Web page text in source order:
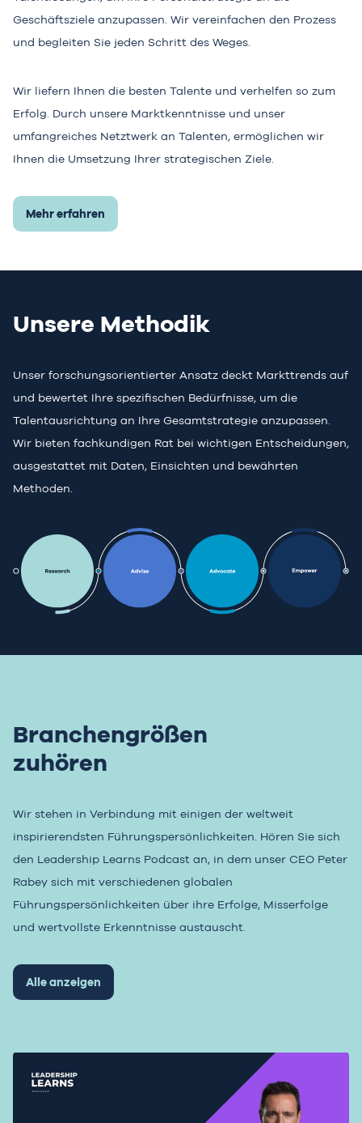
Geschäftsziele anzupassen. Wir vereinfachen den Prozess
und begleiten Sie jeden Schritt des Weges.
Wir liefern Ihnen die besten Talente und verhelfen so zum
Erfolg. Durch unsere Marktkenntnisse und unser
umfangreiches Netztwerk an Talenten, ermöglichen wir
Ihnen die Umsetzung Ihrer strategischen Ziele.
Mehr erfahren
Unsere Methodik
Unser forschungsorientierter Ansatz deckt Markttrends auf
und bewertet Ihre spezifischen Bedürfnisse, um die
Talentausrichtung an Ihre Gesamtstrategie anzupassen.
Wir bieten fachkundigen Rat bei wichtigen Entscheidungen,
ausgestattet mit Daten, Einsichten und bewährten
Methoden.
Branchengrößen
zuhören
Wir stehen in Verbindung mit einigen der weltweit
inspirierendsten Führungspersönlichkeiten. Hören Sie sich
den Leadership Learns Podcast an, in dem unser CEO Peter
Rabey sich mit verschiedenen globalen
Führungspersönlichkeiten über ihre Erfolge, Misserfolge
und wertvollste Erkenntnisse austauscht.
Alle anzeigen